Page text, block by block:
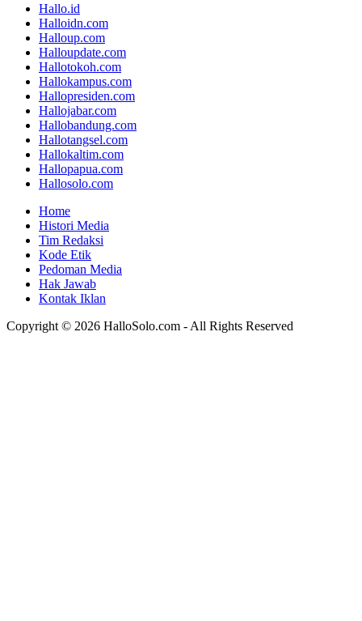
Hallo.id
Halloidn.com
Halloup.com
Halloupdate.com
Hallotokoh.com
Hallokampus.com
Hallopresiden.com
Hallojabar.com
Hallobandung.com
Hallotangsel.com
Hallokaltim.com
Hallopapua.com
Hallosolo.com
Home
Histori Media
Tim Redaksi
Kode Etik
Pedoman Media
Hak Jawab
Kontak Iklan
Copyright © 2026 HalloSolo.com - All Rights Reserved